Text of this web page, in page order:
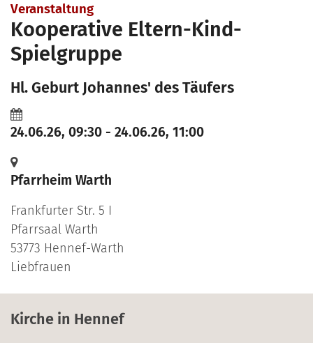
Veranstaltung
Kooperative Eltern-Kind-
Spielgruppe
Hl. Geburt Johannes' des Täufers
24.06.26, 09:30 - 24.06.26, 11:00
Pfarrheim Warth
Frankfurter Str. 5 I
Pfarrsaal Warth
53773 Hennef-Warth
Liebfrauen
Kirche in Hennef